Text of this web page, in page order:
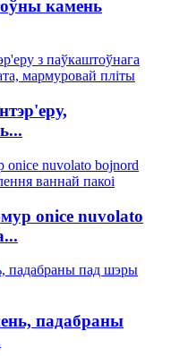
камень
onice nuvolato
падабраны